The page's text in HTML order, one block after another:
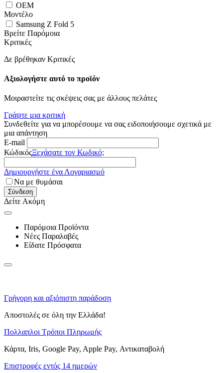
OEM
Μοντέλο
Samsung Z Fold 5
Βρείτε Παρόμοια
Κριτικές
Δε βρέθηκαν Κριτικές
Αξιολογήστε αυτό το προϊόν
Μοιραστείτε τις σκέψεις σας με άλλους πελάτες
Γράψτε μια κριτική
Συνδεθείτε για να μπορέσουμε να σας ειδοποιήσουμε σχετικά με
μια απάντηση
E-mail
ΚώδικόςΞεχάσατε τον Κωδικό;
Δημιουργήστε ένα Λογαριασμό
Να με θυμάσαι
Σύνδεση
Δείτε Ακόμη
Παρόμοια Προϊόντα
Νέες Παραλαβές
Είδατε Πρόσφατα
Γρήγορη και αξιόπιστη παράδοση
Αποστολές σε όλη την Ελλάδα!
Πολλαπλοι Τρόποι Πληρωμής
Κάρτα, Iris, Google Pay, Apple Pay, Αντικαταβολή
Επιστροφές εντός 14 ημερών